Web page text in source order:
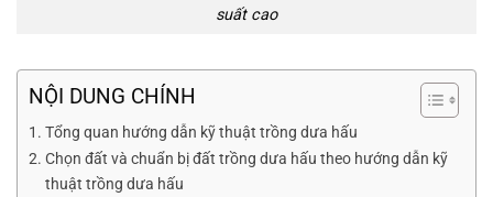
suất cao
NỘI DUNG CHÍNH
Tổng quan hướng dẫn kỹ thuật trồng dưa hấu
Chọn đất và chuẩn bị đất trồng dưa hấu theo hướng dẫn kỹ
thuật trồng dưa hấu